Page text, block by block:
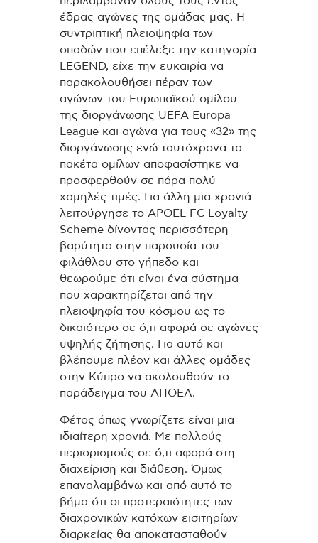
έδρας αγώνες της ομάδας μας. Η
συντριπτική πλειοψηφία των
οπαδών που επέλεξε την κατηγορία
LEGEND, είχε την ευκαιρία να
παρακολουθήσει πέραν των
αγώνων του Ευρωπαϊκού ομίλου
της διοργάνωσης UEFA Europa
League και αγώνα για τους «32» της
διοργάνωσης ενώ ταυτόχρονα τα
πακέτα ομίλων αποφασίστηκε να
προσφερθούν σε πάρα πολύ
χαμηλές τιμές. Για άλλη μια χρονιά
λειτούργησε το APOEL FC Loyalty
Scheme δίνοντας περισσότερη
βαρύτητα στην παρουσία του
φιλάθλου στο γήπεδο και
θεωρούμε ότι είναι ένα σύστημα
που χαρακτηρίζεται από την
πλειοψηφία του κόσμου ως το
δικαιότερο σε ό,τι αφορά σε αγώνες
υψηλής ζήτησης. Για αυτό και
βλέπουμε πλέον και άλλες ομάδες
στην Κύπρο να ακολουθούν το
παράδειγμα του ΑΠΟΕΛ.
Φέτος όπως γνωρίζετε είναι μια
ιδιαίτερη χρονιά. Με πολλούς
περιορισμούς σε ό,τι αφορά στη
διαχείριση και διάθεση. Όμως
επαναλαμβάνω και από αυτό το
βήμα ότι οι προτεραιότητες των
διαχρονικών κατόχων εισιτηρίων
διαρκείας θα αποκατασταθούν